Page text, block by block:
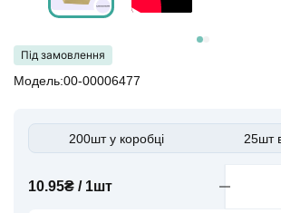
Під замовлення
Модель:00-00006477
200шт у коробці 25шт
10.95₴ / 1шт